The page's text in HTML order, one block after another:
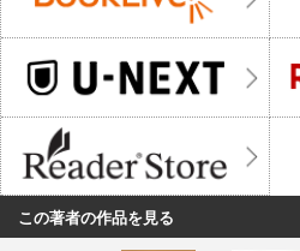
この著者の作品を見る